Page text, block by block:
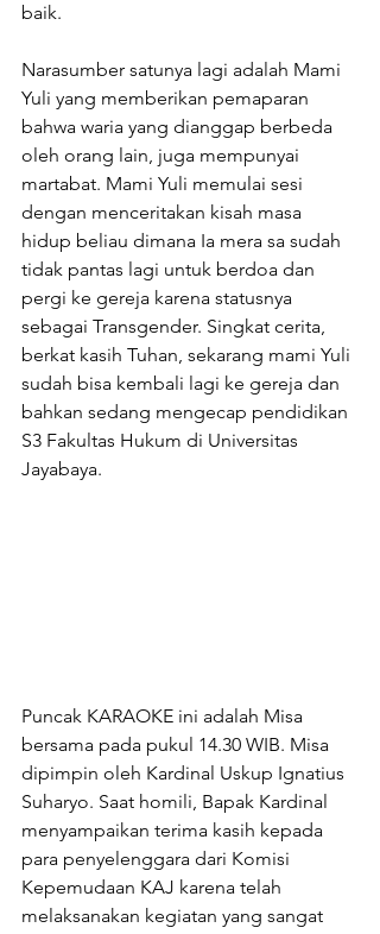
baik.
Narasumber satunya lagi adalah Mami
Yuli yang memberikan pemaparan
bahwa waria yang dianggap berbeda
oleh orang lain, juga mempunyai
martabat. Mami Yuli memulai sesi
dengan menceritakan kisah masa
hidup beliau dimana Ia mera sa sudah
tidak pantas lagi untuk berdoa dan
pergi ke gereja karena statusnya
sebagai Transgender. Singkat cerita,
berkat kasih Tuhan, sekarang mami Yuli
sudah bisa kembali lagi ke gereja dan
bahkan sedang mengecap pendidikan
S3 Fakultas Hukum di Universitas
Jayabaya.
Puncak KARAOKE ini adalah Misa
bersama pada pukul 14.30 WIB. Misa
dipimpin oleh Kardinal Uskup Ignatius
Suharyo. Saat homili, Bapak Kardinal
menyampaikan terima kasih kepada
para penyelenggara dari Komisi
Kepemudaan KAJ karena telah
melaksanakan kegiatan yang sangat